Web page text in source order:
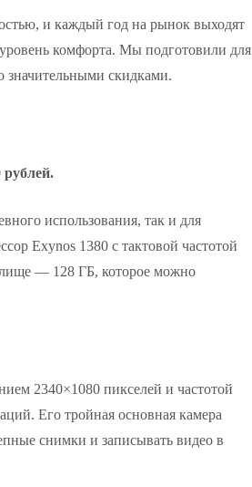
и каждый год на рынок выходят
комфорта. Мы подготовили для
значительными скидками.
использования, так и для
Exynos 1380 с тактовой частотой
— 128 ГБ, которое можно
2340×1080 пикселей и частотой
Его тройная основная камера
снимки и записывать видео в